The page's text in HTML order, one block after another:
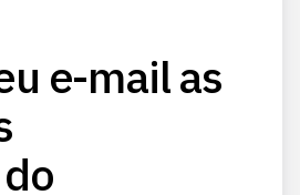
e-mail as